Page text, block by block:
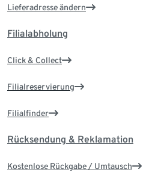
Lieferadresse ändern
Filialabholung
Click & Collect
Filialreservierung
Filialfinder
Rücksendung & Reklamation
Kostenlose Rückgabe / Umtausch